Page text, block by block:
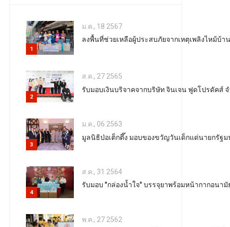
1
ม.ค., 18 2567
ลงพื้นที่ช่วยเหลือผู้ประสบภัยจากเหตุเพลิงไหม้บ้
2
ส.ค., 27 2565
รับมอบเงินบริจาคจากบริษัท จินเจน ฟูดโปรดัคส์
3
ม.ค., 06 2563
มูลนิธิป่อเต็กตึ๊ง มอบของขวัญวันเด็กแด่นายกรัฐม
4
ส.ค., 31 2564
รับมอบ "กล่องน้ำใจ" บรรจุยาพร้อมหน้ากากอนา
พ.ค., 27 2562